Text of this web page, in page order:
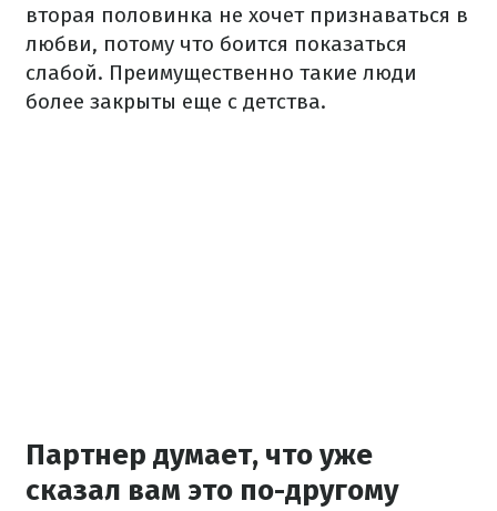
вторая половинка не хочет признаваться в
любви, потому что боится показаться
слабой. Преимущественно такие люди
более закрыты еще с детства.
Партнер думает, что уже
сказал вам это по-другому